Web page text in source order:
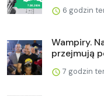
6 godzin
Wampiry.
przejmują
7 godzin